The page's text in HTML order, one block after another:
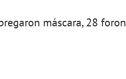
máscara, 28 foron